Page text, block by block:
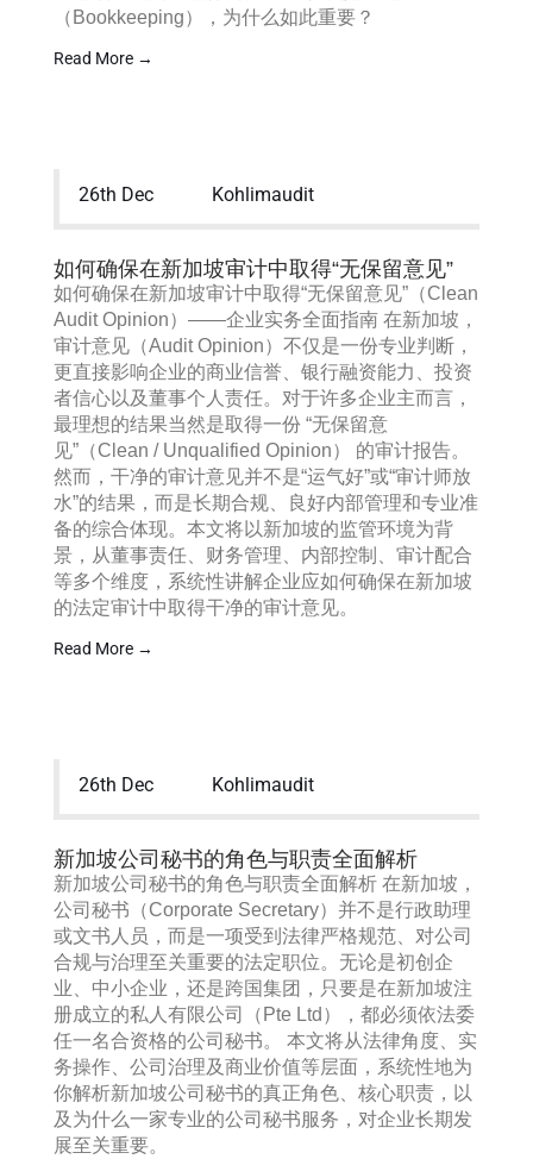
（Bookkeeping），为什么如此重要？
Read More →
26th Dec Kohlimaudit
如何确保在新加坡审计中取得“无保留意见”
如何确保在新加坡审计中取得“无保留意见”（Clean
Audit Opinion）——企业实务全面指南 在新加坡，
审计意见（Audit Opinion）不仅是一份专业判断，
更直接影响企业的商业信誉、银行融资能力、投资
者信心以及董事个人责任。对于许多企业主而言，
最理想的结果当然是取得一份 “无保留意
见”（Clean / Unqualified Opinion） 的审计报告。
然而，干净的审计意见并不是“运气好”或“审计师放
水”的结果，而是长期合规、良好内部管理和专业准
备的综合体现。本文将以新加坡的监管环境为背
景，从董事责任、财务管理、内部控制、审计配合
等多个维度，系统性讲解企业应如何确保在新加坡
的法定审计中取得干净的审计意见。
Read More →
26th Dec Kohlimaudit
新加坡公司秘书的角色与职责全面解析
新加坡公司秘书的角色与职责全面解析 在新加坡，
公司秘书（Corporate Secretary）并不是行政助理
或文书人员，而是一项受到法律严格规范、对公司
合规与治理至关重要的法定职位。无论是初创企
业、中小企业，还是跨国集团，只要是在新加坡注
册成立的私人有限公司（Pte Ltd），都必须依法委
任一名合资格的公司秘书。 本文将从法律角度、实
务操作、公司治理及商业价值等层面，系统性地为
你解析新加坡公司秘书的真正角色、核心职责，以
及为什么一家专业的公司秘书服务，对企业长期发
展至关重要。